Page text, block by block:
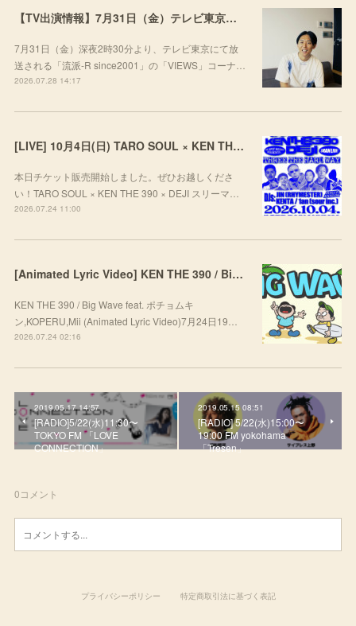
【TV出演情報】7月31日（金）テレビ東京「流派-R since2001」
7月31日（金）深夜2時30分より、テレビ東京にて放
送される「流派-R since2001」の「VIEWS」コーナ…
2026.07.28 14:17
[LIVE] 10月4日(日) TARO SOUL × KEN THE 390 × DEJI スリーマンLIVE "THREE THE HARD WAY” @ ORD. 代官山
本日チケット販売開始しました。ぜひお越しくださ
い！TARO SOUL × KEN THE 390 × DEJI スリーマ…
2026.07.24 11:00
[Animated Lyric Video] KEN THE 390 / Big Wave feat. ポチョムキン,KOPERU,Mii
KEN THE 390 / Big Wave feat. ポチョムキ
ン,KOPERU,Mii (Animated Lyric Video)7月24日19…
2026.07.24 02:16
2019.05.17 14:57
[RADIO]5/22(水)11:30〜
TOKYO FM 「LOVE
CONNECTION」
2019.05.15 08:51
[RADIO] 5/22(水)15:00〜
19:00 FM yokohama
「Tresen」
0コメント
プライバシーポリシー 特定商取引法に基づく表記